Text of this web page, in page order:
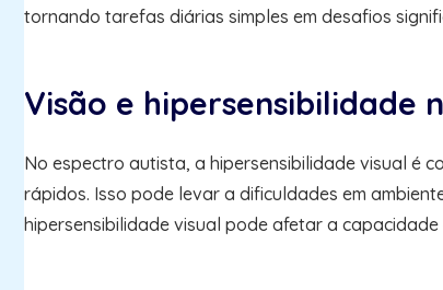
tornando tarefas diárias simples em desafios
Visão e hipersensibilidade
No espectro autista, a hipersensibilidade visual é
rápidos. Isso pode levar a dificuldades em
hipersensibilidade visual pode afetar a